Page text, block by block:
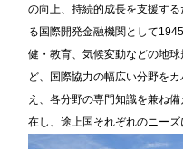
の向上、持続的成長を支援す
る国際開発金融機関として
健・教育、気候変動などの地
ど、国際協力の幅広い分野を
え、各分野の専門知識を兼ね
在し、途上国それぞれのニーズ